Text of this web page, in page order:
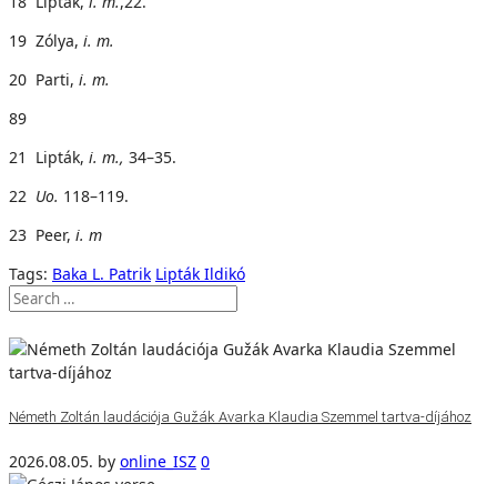
19 Zólya, i. m.
20 Parti, i. m.
89
21 Lipták, i. m., 34–35.
22 Uo. 118–119.
23 Peer, i. m
Tags: Baka L. Patrik Lipták Ildikó
Németh Zoltán laudációja Gužák Avarka Klaudia Szemmel tartva-díjához
2026.08.05. by online_ISZ 0